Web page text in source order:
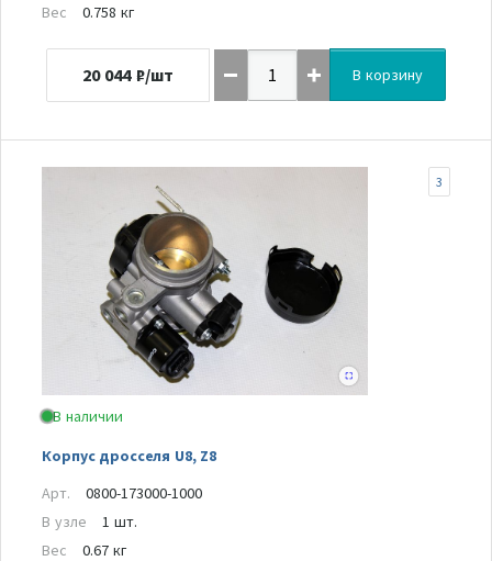
Вес
0.758 кг
20 044 ₽/шт В корзину
В наличии
Корпус дросселя U8, Z8
3
Арт.
0800-173000-1000
В узле
1 шт.
Вес
0.67 кг